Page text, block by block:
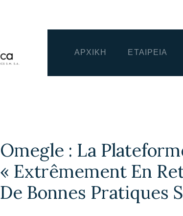
ΑΡΧΙΚΗ ΕΤΑΙΡΕΙΑ
Omegle : La
« Extrêmement En
De Bonnes Pratiques